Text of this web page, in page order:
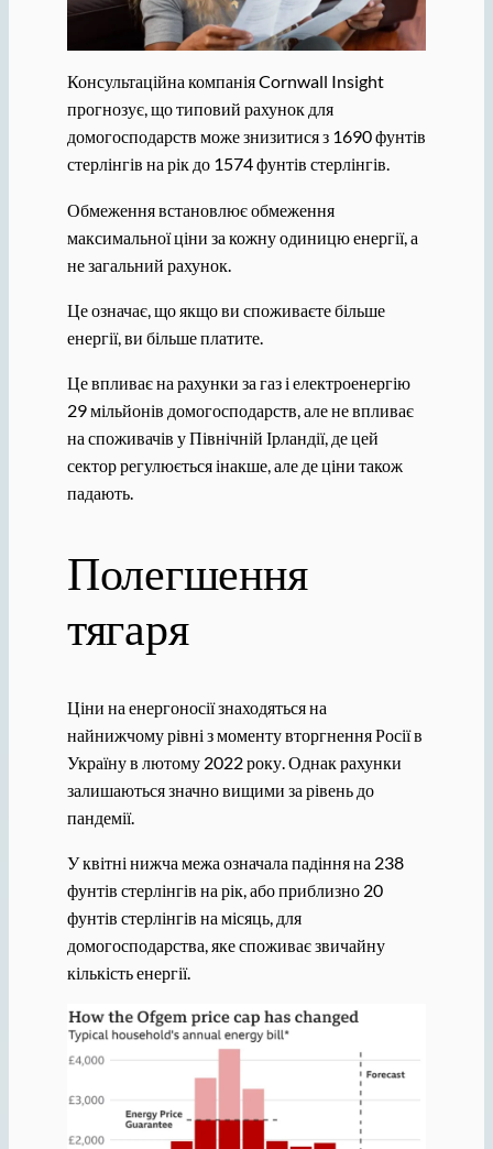
Консультаційна компанія Cornwall Insight
прогнозує, що типовий рахунок для
домогосподарств може знизитися з 1690 фунтів
стерлінгів на рік до 1574 фунтів стерлінгів.
Обмеження встановлює обмеження
максимальної ціни за кожну одиницю енергії, а
не загальний рахунок.
Це означає, що якщо ви споживаєте більше
енергії, ви більше платите.
Це впливає на рахунки за газ і електроенергію
29 мільйонів домогосподарств, але не впливає
на споживачів у Північній Ірландії, де цей
сектор регулюється інакше, але де ціни також
падають.
Полегшення
тягаря
Ціни на енергоносії знаходяться на
найнижчому рівні з моменту вторгнення Росії в
Україну в лютому 2022 року. Однак рахунки
залишаються значно вищими за рівень до
пандемії.
У квітні нижча межа означала падіння на 238
фунтів стерлінгів на рік, або приблизно 20
фунтів стерлінгів на місяць, для
домогосподарства, яке споживає звичайну
кількість енергії.